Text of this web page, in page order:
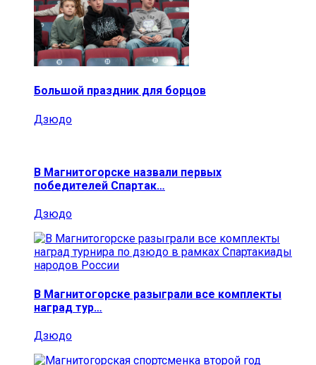
Большой праздник для борцов
Дзюдо
В Магнитогорске назвали первых
победителей Спартак…
Дзюдо
В Магнитогорске разыграли все комплекты
наград тур…
Дзюдо